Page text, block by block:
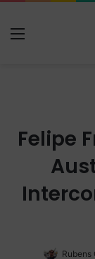
Felipe
Rubens